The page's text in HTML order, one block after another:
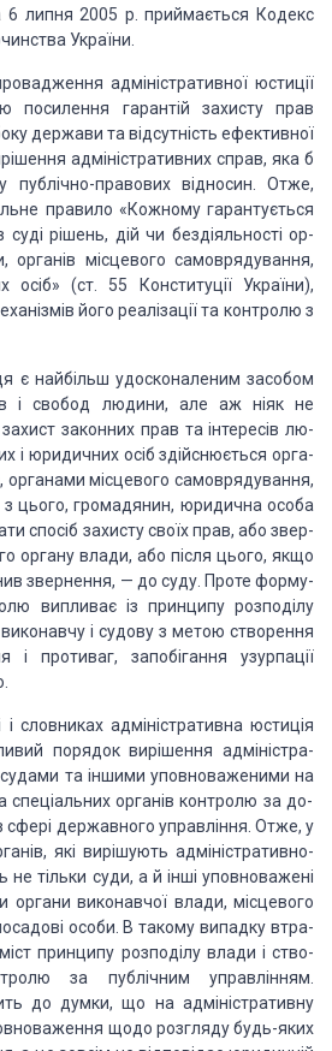
6 липня 2005 р. приймається Кодекс
України.
адміністративної юсти­ції
посилення гарантій захисту прав
держави та відсутність ефективної
адміністративних справ, яка б
публічно-правових відносин. Отже,
правило «Кожному гарантується
рішень, дій чи бездіяльності ор­
органів місцевого самоврядування,
осіб» (ст. 55 Конституції України),
його реалізації та контролю з
є найбільш удосконаленим засо­бом
і свобод людини, але аж ніяк не
законних прав та інтересів лю­
і юридичних осіб здійснюється орга­
органами місцевого самоврядування,
цього, громадянин, юридична особа
спосіб захисту своїх прав, або звер­
органу влади, або після цього, якщо
звернення, — до суду. Проте форму­
випливає із принципу розподілу
і судову з метою створення
і противаг, запобігання узурпації
і словниках адміністративна юсти­ція
порядок вирішення адміністра­
та іншими уповноваженими на
спеціальних органів контролю за до­
сфері державного управління. Отже, у
які вирішують адміністративно-
не тільки суди, а й інші уповноважені
виконавчої влади, місцевого
особи. В такому випадку втра­
принципу розподілу влади і ство­
за публічним управлінням.
до думки, що на адміністративну
щодо розгляду будь-яких